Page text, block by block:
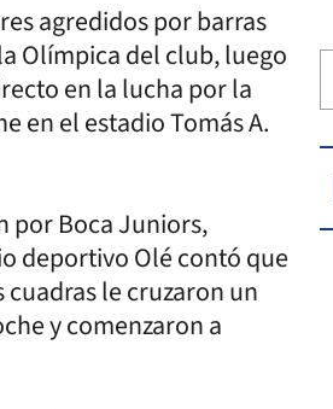
agredidos por barras
Olímpica del club, luego
en la lucha por la
en el estadio Tomás A.
por Boca Juniors,
deportivo Olé contó que
le cruzaron un
y comenzaron a